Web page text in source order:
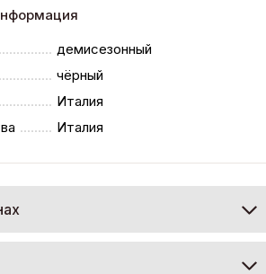
демисезонный
чёрный
Италия
Италия